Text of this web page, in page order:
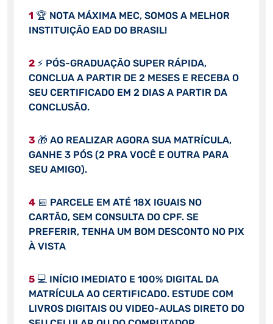
1 🏆 NOTA MÁXIMA MEC, SOMOS A MELHOR
INSTITUIÇÃO EAD DO BRASIL!
2⚡ PÓS-GRADUAÇÃO SUPER RÁPIDA,
CONCLUA A PARTIR DE 2 MESES E RECEBA O
SEU CERTIFICADO EM 2 DIAS A PARTIR DA
CONCLUSÃO.
3 🎁 AO REALIZAR AGORA SUA MATRÍCULA,
GANHE 3 PÓS (2 PRA VOCÊ E OUTRA PARA
SEU AMIGO).
4📅 PARCELE EM ATÉ 18X IGUAIS NO
CARTÃO, SEM CONSULTA DO CPF. SE
PREFERIR, TENHA UM BOM DESCONTO NO PIX
À VISTA
5💻 INÍCIO IMEDIATO E 100% DIGITAL DA
MATRÍCULA AO CERTIFICADO. ESTUDE COM
LIVROS DIGITAIS OU VIDEO-AULAS DIRETO DO